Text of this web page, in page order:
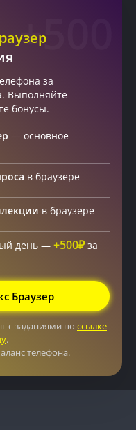
+500
за
Выполняйте
бонусы.
— основное
в браузере
в браузере
день — +500₽за
Браузер
с заданиями по ссылке
.
телефона.